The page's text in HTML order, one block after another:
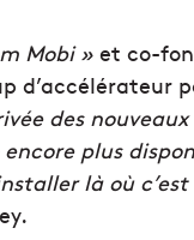
Mobi » et co-
d’accélérateur
des
plus
là où